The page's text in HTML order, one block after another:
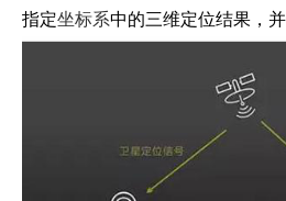
指定坐标系中的三维定位结果，